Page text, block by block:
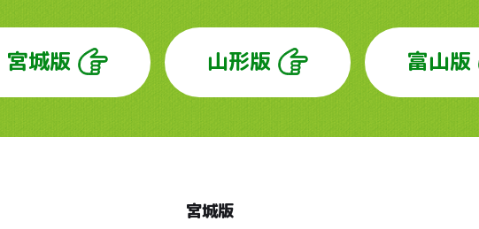
宮城版 山形版 富山版
宮城版